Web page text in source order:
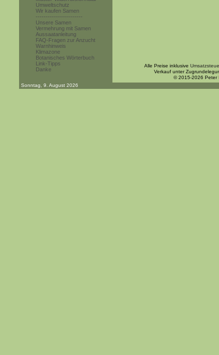
Umweltschutz
Wir kaufen Samen
------------------------
Unsere Samen
Vermehrung mit Samen
Aussaatanleitung
FAQ-Fragen zur Anzucht
Warnhinweis
Klimazone
Botanisches Wörterbuch
Link-Tipps
Danke
Alle Preise inklusive
Verkauf unter
© 2015-2026 Peter
Sonntag, 9. August 2026